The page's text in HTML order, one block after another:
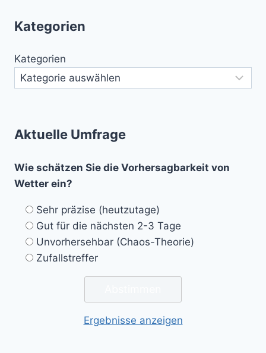
Kategorien
Kategorien
Aktuelle Umfrage
Wie schätzen Sie die Vorhersagbarkeit von
Wetter ein?
Sehr präzise (heutzutage)
Gut für die nächsten 2-3 Tage
Unvorhersehbar (Chaos-Theorie)
Zufallstreffer
Ergebnisse anzeigen